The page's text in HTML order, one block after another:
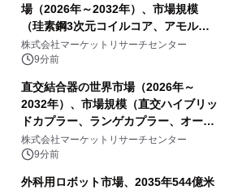
場（2026年～2032年）、市場規模
（珪素鋼3次元コイルコア、アモルフ
ァス合金3次元コイルコア）・分析レ
ポートを発表
株式会社マーケットリサーチセンター
9分前
直交結合器の世界市場（2026年～
2032年）、市場規模（直交ハイブリッ
ドカプラー、ランゲカプラー、オーバ
ーレイカプラー、その他）・分析レポ
ートを発表
株式会社マーケットリサーチセンター
9分前
外科用ロボット市場、2035年544億米